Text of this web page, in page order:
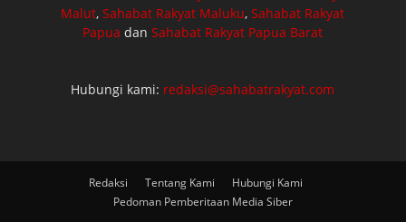
Malut,Sahabat Rakyat Maluku,Sahabat Rakyat
Papua danSahabat Rakyat Papua Barat
Hubungi kami: redaksi@sahabatrakyat.com
Redaksi Tentang Kami
Hubungi Kami
Pedoman Pemberitaan Media Siber